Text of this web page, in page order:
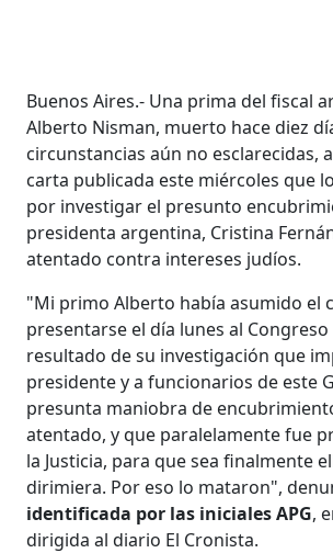
Buenos Aires.- Una prima del fiscal
Alberto Nisman, muerto hace diez
circunstancias aún no esclarecidas,
carta publicada este miércoles que
por investigar el presunto
presidenta argentina, Cristina
atentado contra intereses judíos.
"Mi primo Alberto había asumido el
presentarse el día lunes al
resultado de su investigación que
presidente y a funcionarios de este
presunta maniobra de
atentado, y que paralelamente fue
la Justicia, para que sea finalmente
dirimiera. Por eso lo mataron",
identificada por las iniciales APG,
dirigida al diario El Cronista.